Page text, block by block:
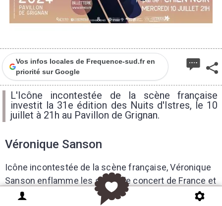
Vos infos locales de Frequence-sud.fr en
priorité sur Google
L'Icône incontestée de la scène française
investit la 31e édition des Nuits d'Istres, le 10
juillet à 21h au Pavillon de Grignan.
Véronique Sanson
Icône incontestée de la scène française, Véronique
Sanson enflamme les salles de concert de France et
de Navarre depuis cinq décennies. Sa